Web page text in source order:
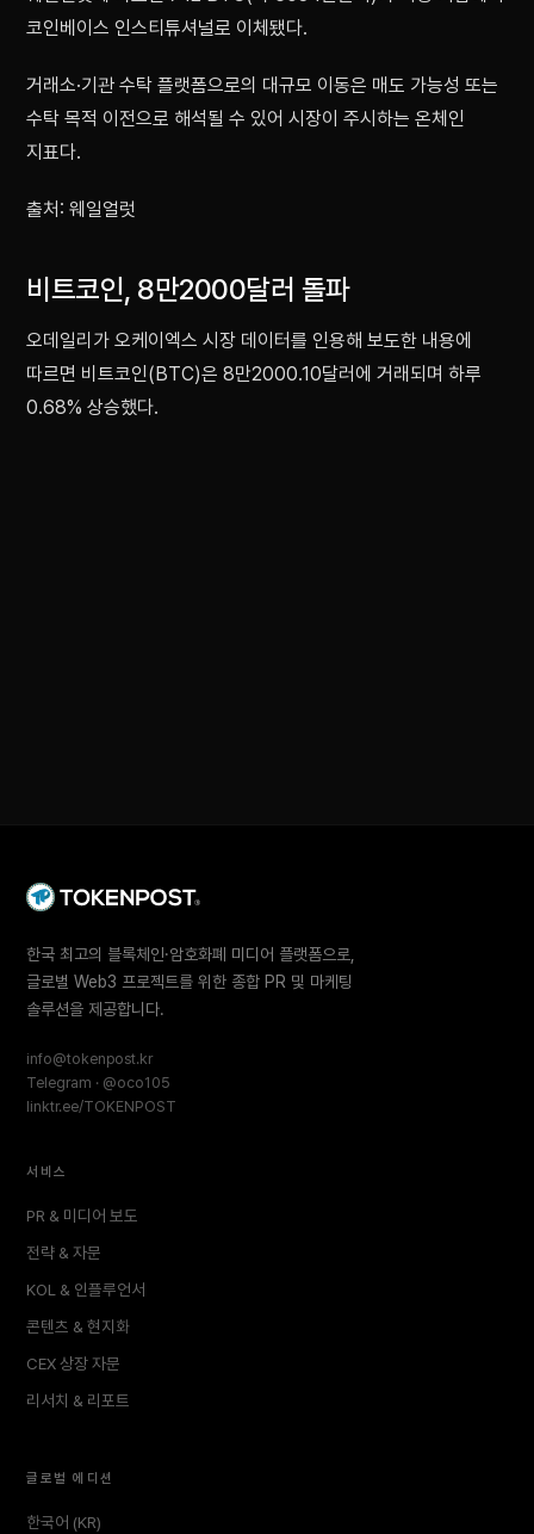
코인베이스 인스티튜셔널로 이체됐다.
거래소·기관 수탁 플랫폼으로의 대규모 이동은 매도 가능성 또는
수탁 목적 이전으로 해석될 수 있어 시장이 주시하는 온체인
지표다.
출처: 웨일얼럿
비트코인, 8만2000달러 돌파
오데일리가 오케이엑스 시장 데이터를 인용해 보도한 내용에
따르면 비트코인(BTC)은 8만2000.10달러에 거래되며 하루
0.68% 상승했다.
한국 최고의 블록체인·암호화폐 미디어 플랫폼으로,
글로벌 Web3 프로젝트를 위한 종합 PR 및 마케팅
솔루션을 제공합니다.
info@tokenpost.kr
Telegram · @oco105
linktr.ee/TOKENPOST
서비스
PR & 미디어 보도
전략 & 자문
KOL & 인플루언서
콘텐츠 & 현지화
CEX 상장 자문
리서치 & 리포트
글로벌 에디션
한국어 (KR)